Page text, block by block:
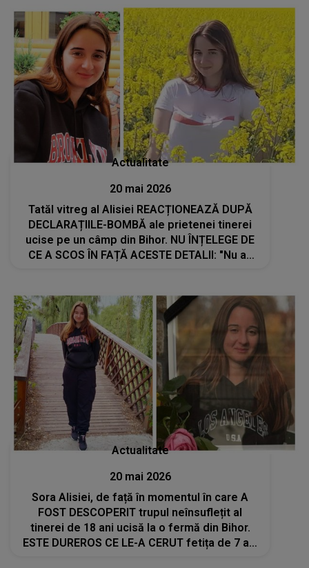
Actualitate
20 mai 2026
Tatăl vitreg al Alisiei REACȚIONEAZĂ DUPĂ
DECLARAȚIILE-BOMBĂ ale prietenei tinerei
ucise pe un câmp din Bihor. NU ÎNȚELEGE DE
CE A SCOS ÎN FAȚĂ ACESTE DETALII: "Nu aș
Actualitate
20 mai 2026
Sora Alisiei, de față în momentul în care A
FOST DESCOPERIT trupul neînsuflețit al
tinerei de 18 ani ucisă la o fermă din Bihor.
ESTE DUREROS CE LE-A CERUT fetița de 7 ani